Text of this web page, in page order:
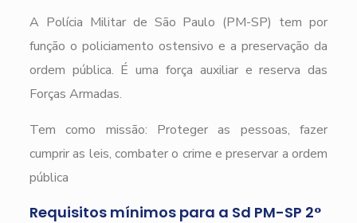
A Polícia Militar de São Paulo (PM-SP) tem por
função o policiamento ostensivo e a preservação da
ordem pública. É uma força auxiliar e reserva das
Forças Armadas.
Tem como missão: Proteger as pessoas, fazer
cumprir as leis, combater o crime e preservar a ordem
pública
Requisitos mínimos para a Sd PM-SP 2°